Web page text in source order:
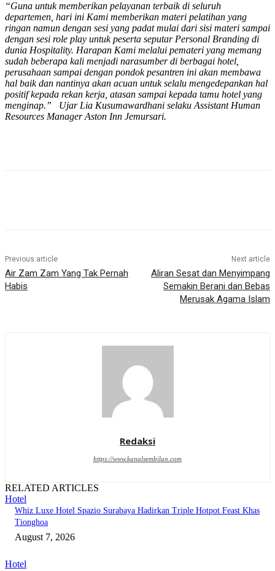
“Guna untuk memberikan pelayanan terbaik di seluruh
departemen, hari ini Kami memberikan materi pelatihan yang
ringan namun dengan sesi yang padat mulai dari sisi materi sampai
dengan sesi role play untuk peserta seputar Personal Branding di
dunia Hospitality. Harapan Kami melalui pemateri yang memang
sudah beberapa kali menjadi narasumber di berbagai hotel,
perusahaan sampai dengan pondok pesantren ini akan membawa
hal baik dan nantinya akan acuan untuk selalu mengedepankan hal
positif kepada rekan kerja, atasan sampai kepada tamu hotel yang
menginap.” Ujar Lia Kusumawardhani selaku Assistant Human
Resources Manager Aston Inn Jemursari.
Previous article
Air Zam Zam Yang Tak Pernah
Habis
Next article
Aliran Sesat dan Menyimpang
Semakin Berani dan Bebas
Merusak Agama Islam
Redaksi
https://www.kanalsembilan.com
RELATED ARTICLES
Hotel
Whiz Luxe Hotel Spazio Surabaya Hadirkan Triple Hotpot Feast Khas
Tionghoa
August 7, 2026
Hotel